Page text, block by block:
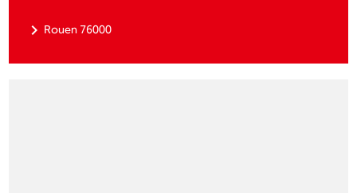
navigate_next Rouen 76000